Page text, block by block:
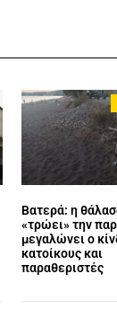
Βατερά: η
«τρώει» την
μεγαλώνει ο
κατοίκους και
παραθεριστές